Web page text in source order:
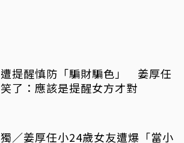
遭提醒慎防「騙財騙色」 姜厚任
笑了：應該是提醒女方才對
獨／姜厚任小24歲女友遭爆「當小